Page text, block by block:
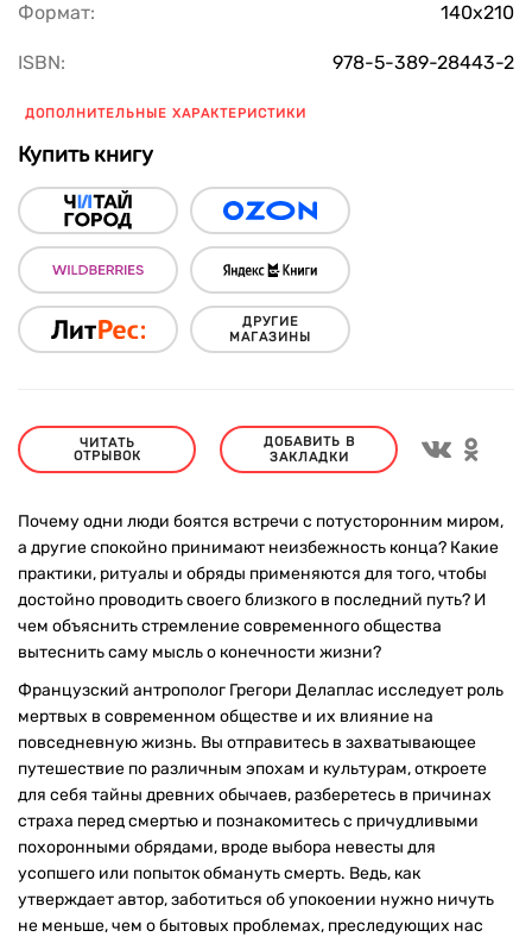
Формат: 140х210
ISBN: 978-5-389-28443-2
ДОПОЛНИТЕЛЬНЫЕ ХАРАКТЕРИСТИКИ
Купить книгу
ДРУГИЕ
МАГАЗИНЫ
ЧИТАТЬ
ОТРЫВОК
ДОБАВИТЬ В
ЗАКЛАДКИ
Почему одни люди боятся встречи с потусторонним миром,
а другие спокойно принимают неизбежность конца? Какие
практики, ритуалы и обряды применяются для того, чтобы
достойно проводить своего близкого в последний путь? И
чем объяснить стремление современного общества
вытеснить саму мысль о конечности жизни?
Французский антрополог Грегори Делаплас исследует роль
мертвых в современном обществе и их влияние на
повседневную жизнь. Вы отправитесь в захватывающее
путешествие по различным эпохам и культурам, откроете
для себя тайны древних обычаев, разберетесь в причинах
страха перед смертью и познакомитесь с причудливыми
похоронными обрядами, вроде выбора невесты для
усопшего или попыток обмануть смерть. Ведь, как
утверждает автор, заботиться об упокоении нужно ничуть
не меньше, чем о бытовых проблемах, преследующих нас